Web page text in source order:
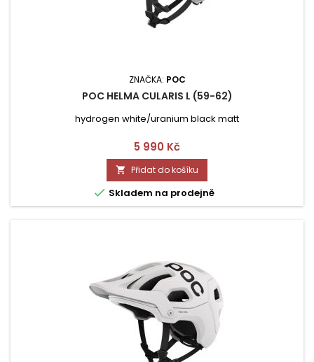
ZNAČKA: POC
POC HELMA CULARIS L (59-62)
hydrogen white/uranium black matt
Cena
5 990 Kč
 Přidat do košíku
 Skladem na prodejně